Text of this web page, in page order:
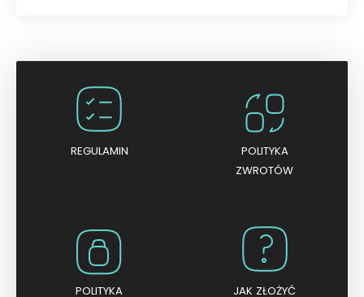
n
a
5
REGULAMIN
POLITYKA
ZWROTÓW
POLITYKA
JAK ZŁOŻYĆ